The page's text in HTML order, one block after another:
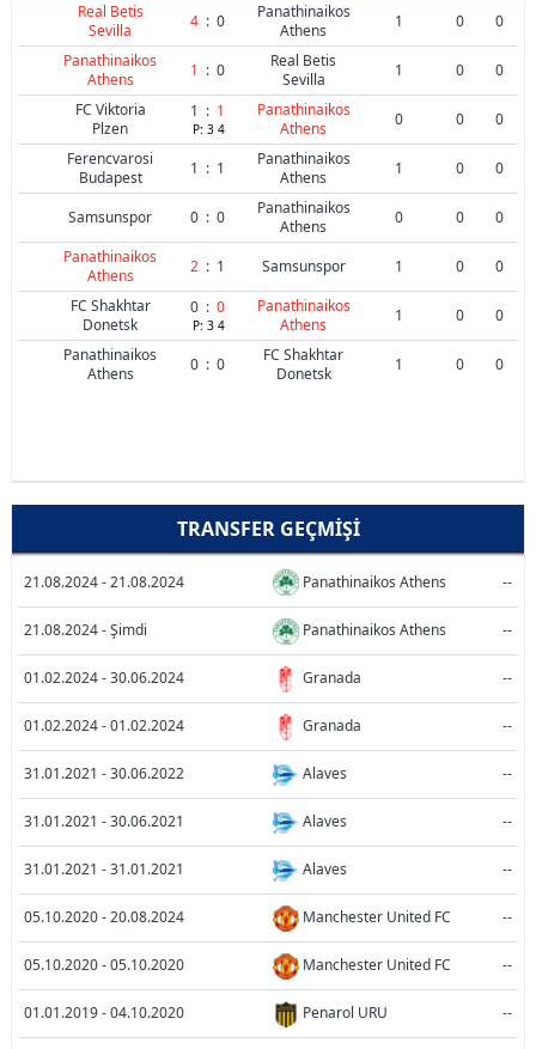
Real Betis
Sevilla
4 : 0
Panathinaikos
Athens
1 0
0
Panathinaikos
Athens
1 : 0
Real Betis
Sevilla
1 0
0
FC Viktoria
Plzen
1 : 1
P: 3 4
Panathinaikos
Athens
0 0
0
Ferencvarosi
Budapest
1 : 1
Panathinaikos
Athens
1 0 0
Samsunspor 0 : 0
Panathinaikos
Athens
0 0
0
Panathinaikos
Athens
2 : 1 Samsunspor 1 0
0
FC Shakhtar
Donetsk
0 : 0
P: 3 4
Panathinaikos
Athens
1 0
0
Panathinaikos
Athens
0 : 0
FC Shakhtar
Donetsk
1 0 0
TRANSFER GEÇMIŞI
21.08.2024 - 21.08.2024 Panathinaikos Athens --
21.08.2024 - Şimdi Panathinaikos Athens --
01.02.2024 - 30.06.2024 Granada --
01.02.2024 - 01.02.2024 Granada --
31.01.2021 - 30.06.2022 Alaves --
31.01.2021 - 30.06.2021 Alaves --
31.01.2021 - 31.01.2021 Alaves --
05.10.2020 - 20.08.2024 Manchester United FC --
05.10.2020 - 05.10.2020 Manchester United FC --
01.01.2019 - 04.10.2020 Penarol URU --